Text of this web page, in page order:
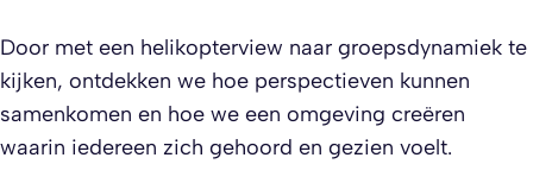
Door met een helikopterview naar groepsdynamiek te
kijken, ontdekken we hoe perspectieven kunnen
samenkomen en hoe we een omgeving creëren
waarin iedereen zich gehoord en gezien voelt.